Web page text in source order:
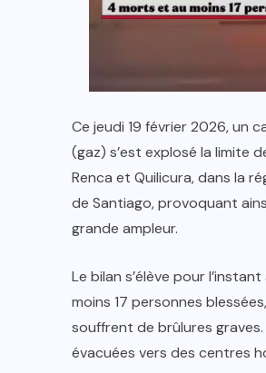
Ce jeudi 19 février 2026, un
(gaz) s’est explosé la limite
Renca et Quilicura, dans la
de Santiago, provoquant
grande ampleur.
Le bilan s’élève pour
moins 17 personnes
souffrent de brûlures
évacuées vers des centres